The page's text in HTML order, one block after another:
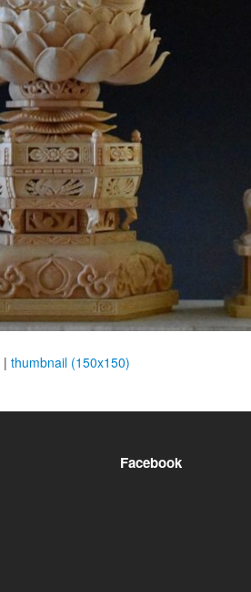
| thumbnail (150x150)
Facebook